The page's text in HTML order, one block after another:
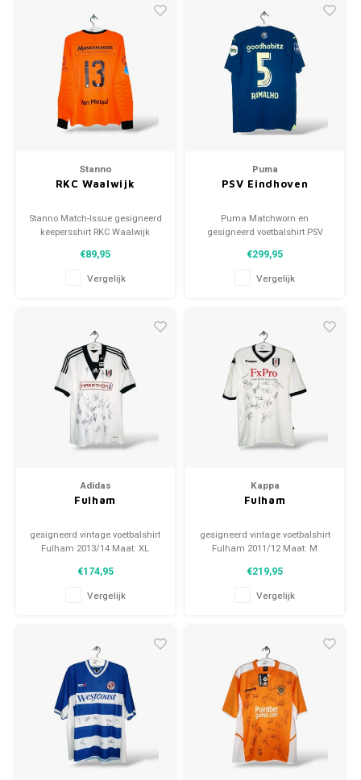
Stanno
RKC Waalwijk
Stanno Match-Issue gesigneerd
keepersshirt RKC Waalwijk
Conditie: 10/10 (gebruikt)
€89,95
Vergelijk
Puma
PSV Eindhoven
Puma Matchworn en
gesigneerd voetbalshirt PSV
(unisex) Conditie: 9.5/10
(gedragen)
€299,95
Vergelijk
Adidas
Fulham
gesigneerd vintage voetbalshirt
Fulham 2013/14 Maat: XL
10/10 (BNWT)
€174,95
Vergelijk
Kappa
Fulham
gesigneerd vintage voetbalshirt
Fulham 2011/12 Maat: M
10/10 (nieuw)
€219,95
Vergelijk